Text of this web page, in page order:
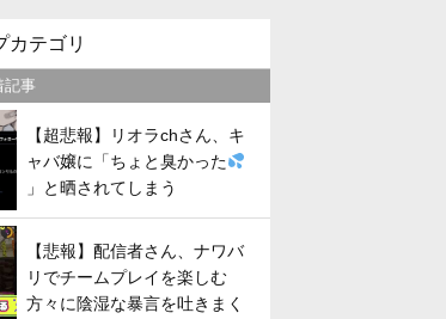
カテゴリ
記事
【超悲報】リオラchさん、キ
ャバ嬢に「ちょと臭かった
」と晒されてしまう
【悲報】配信者さん、ナワバ
リでチームプレイを楽しむ
方々に陰湿な暴言を吐きまく